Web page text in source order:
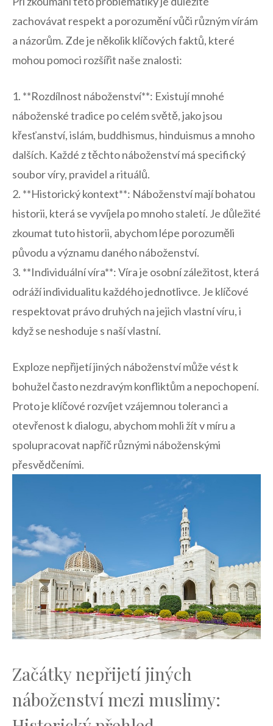
zachovávat respekt‌ a porozumění vůči různým ⁣vírám
a názorům. Zde‍ je ​několik klíčových faktů,​ které
mohou ​pomoci rozšířit naše znalosti:
1. **Rozdílnost náboženství**: Existují mnohé
náboženské tradice po celém světě, ⁣jako jsou
křesťanství,⁢ islám, buddhismus, hinduismus a mnoho
dalších. Každé z těchto náboženství má specifický
soubor víry, pravidel‌ a rituálů.
2. **Historický kontext**: Náboženství ⁣mají bohatou
historii, která se vyvíjela po ‍mnoho staletí. Je důležité‌
zkoumat​ tuto historii, abychom⁢ lépe porozuměli⁤
původu a významu daného náboženství.
3. **Individuální víra**: Víra je‍ osobní‍ záležitost, která
‍odráží individualitu každého jednotlivce.⁢ Je klíčové
respektovat právo druhých na jejich vlastní víru, i
když‍ se​ neshoduje s naší vlastní.
Exploze nepřijetí ‍jiných náboženství může ‍vést⁤ k
‍bohužel⁤ často ⁣nezdravým konfliktům ​a nepochopení.
Proto je klíčové ⁣rozvíjet‍ vzájemnou toleranci a
otevřenost k dialogu,⁢ abychom mohli žít ⁣v ⁣míru a⁣
spolupracovat napříč ​různými náboženskými
přesvědčeními.
Začátky nepřijetí‌ jiných
náboženství mezi muslimy:⁣